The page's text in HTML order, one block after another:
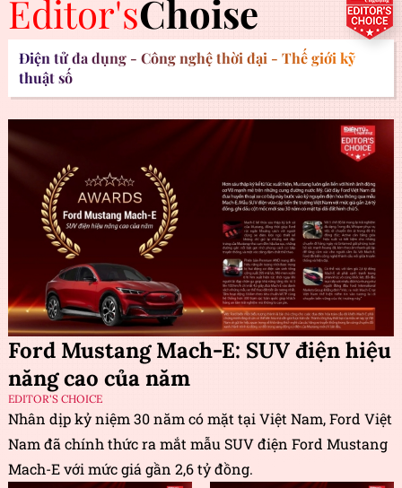
Editor'sChoise
Điện tử đa dụng - Công nghệ thời đại - Thế giới kỹ
thuật số
Ford Mustang Mach-E: SUV điện hiệu
năng cao của năm
EDITOR'S CHOICE
Nhân dịp kỷ niệm 30 năm có mặt tại Việt Nam, Ford Việt
Nam đã chính thức ra mắt mẫu SUV điện Ford Mustang
Mach-E với mức giá gần 2,6 tỷ đồng.